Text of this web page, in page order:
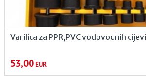
Varilica za PPR,PVC vodovodnih cijevi
53,00EUR